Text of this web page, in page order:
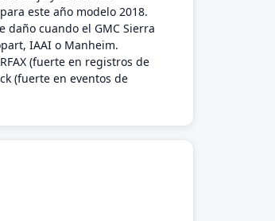
este año modelo 2018.
daño cuando el GMC Sierra
IAAI o Manheim.
(fuerte en registros de
(fuerte en eventos de